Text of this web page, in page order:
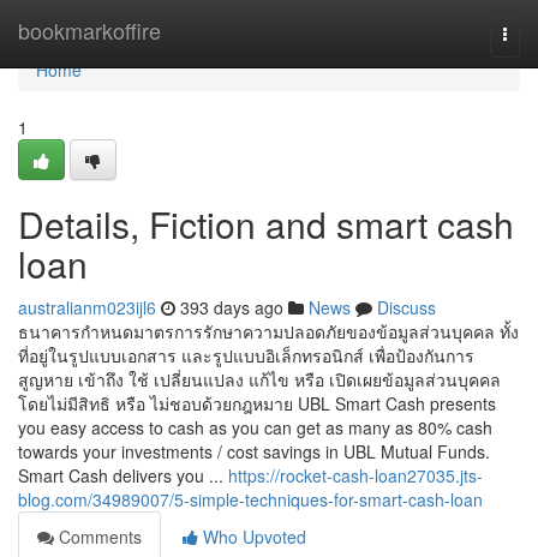
bookmarkoffire
Home
Home
1
Details, Fiction and smart cash
loan
australianm023ijl6 393 days ago News
Discuss
ธนาคารกำหนดมาตรการรักษาความปลอดภัยของข้อมูลส่วนบุคคล ทั้ง
ที่อยู่ในรูปแบบเอกสาร และรูปแบบอิเล็กทรอนิกส์ เพื่อป้องกันการ
สูญหาย เข้าถึง ใช้ เปลี่ยนแปลง แก้ไข หรือ เปิดเผยข้อมูลส่วนบุคคล
โดยไม่มีสิทธิ หรือ ไม่ชอบด้วยกฎหมาย UBL Smart Cash presents
you easy access to cash as you can get as many as 80% cash
towards your investments / cost savings in UBL Mutual Funds.
Smart Cash delivers you ... https://rocket-cash-loan27035.jts-
blog.com/34989007/5-simple-techniques-for-smart-cash-loan
Comments
Who Upvoted